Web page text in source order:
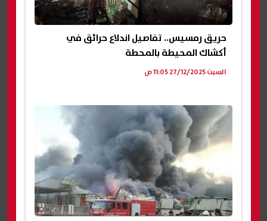
حريق رمسيس.. تفاصيل اندلاع حرائق في
أكشاك المحيطة بالمحطة
السبت 27/12/2025 11:05 ص